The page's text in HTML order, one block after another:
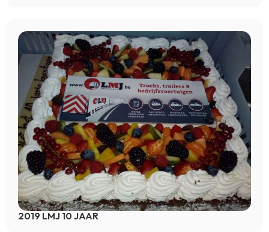
2019 LMJ 10 JAAR